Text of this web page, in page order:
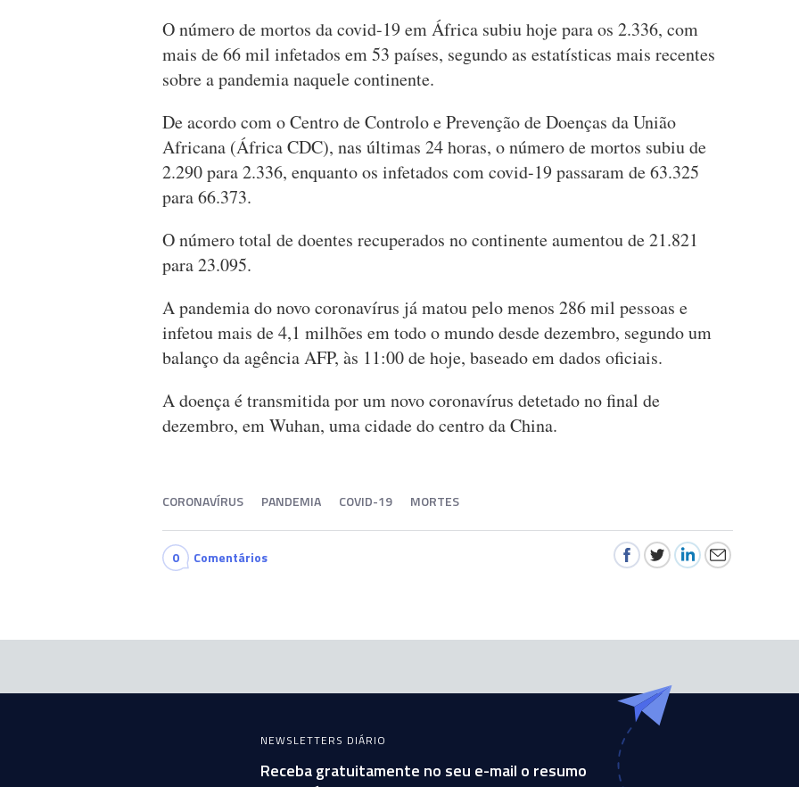
O número de mortos da covid-19 em África subiu hoje para os 2.336, com
mais de 66 mil infetados em 53 países, segundo as estatísticas mais recentes
sobre a pandemia naquele continente.
De acordo com o Centro de Controlo e Prevenção de Doenças da União
Africana (África CDC), nas últimas 24 horas, o número de mortos subiu de
2.290 para 2.336, enquanto os infetados com covid-19 passaram de 63.325
para 66.373.
O número total de doentes recuperados no continente aumentou de 21.821
para 23.095.
A pandemia do novo coronavírus já matou pelo menos 286 mil pessoas e
infetou mais de 4,1 milhões em todo o mundo desde dezembro, segundo um
balanço da agência AFP, às 11:00 de hoje, baseado em dados oficiais.
A doença é transmitida por um novo coronavírus detetado no final de
dezembro, em Wuhan, uma cidade do centro da China.
CORONAVÍRUS PANDEMIA COVID-19 MORTES
0 Comentários
NEWSLETTERS DIÁRIO
Receba gratuitamente no seu e-mail o resumo